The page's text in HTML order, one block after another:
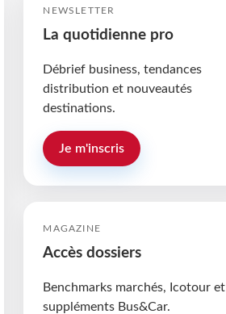
NEWSLETTER
La quotidienne pro
Débrief business, tendances
distribution et nouveautés
destinations.
Je m'inscris
MAGAZINE
Accès dossiers
Benchmarks marchés, Icotour et
suppléments Bus&Car.